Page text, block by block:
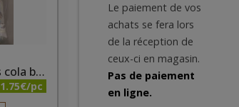
Eco Sweets bouteilles cola bio 75g
1.75€/pc
Le paiement de vos
achats se fera lors
de la réception de
ceux-ci en magasin.
Pas de paiement
en ligne.